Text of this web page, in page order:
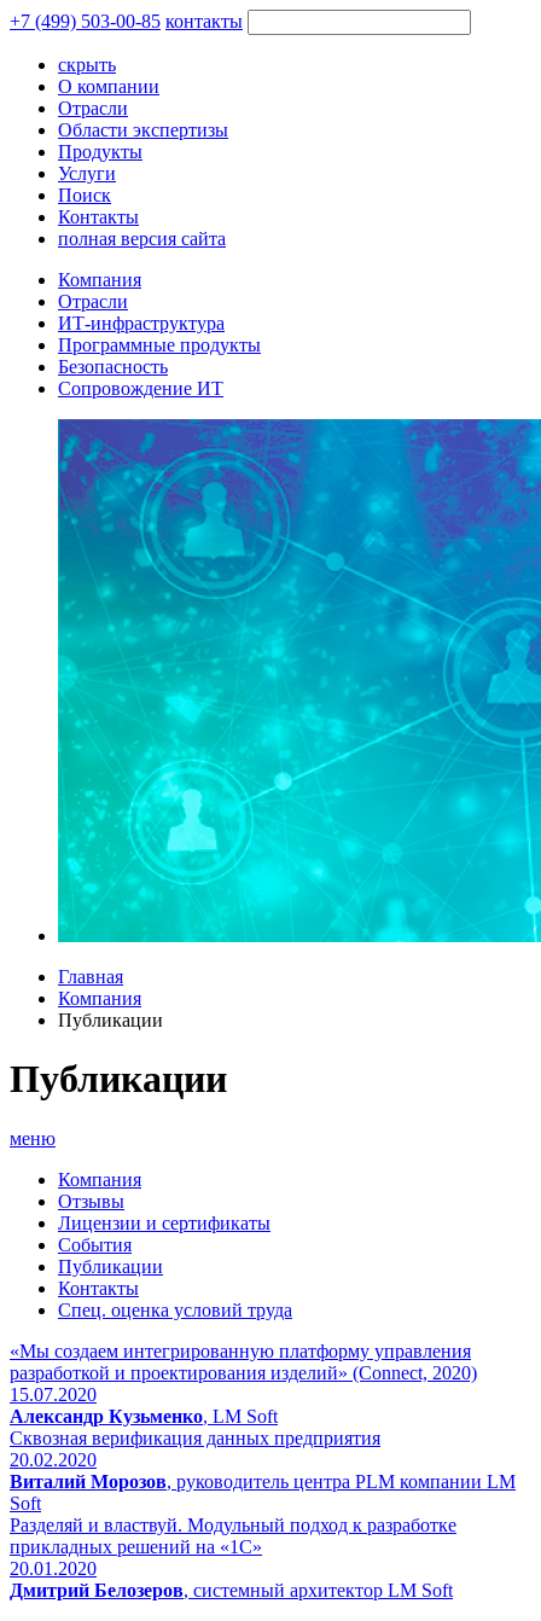
+7 (499) 503-00-85 контакты
скрыть
О компании
Отрасли
Области экспертизы
Продукты
Услуги
Поиск
Контакты
полная версия сайта
Компания
Отрасли
ИТ-инфраструктура
Программные продукты
Безопасность
Сопровождение ИТ
Главная
Компания
Публикации
Публикации
меню
Компания
Отзывы
Лицензии и сертификаты
События
Публикации
Контакты
Спец. оценка условий труда
«Мы создаем интегрированную платформу управления
разработкой и проектирования изделий» (Connect, 2020)
15.07.2020
Александр Кузьменко, LM Soft
Сквозная верификация данных предприятия
20.02.2020
Виталий Морозов, руководитель центра PLM компании LM
Soft
Разделяй и властвуй. Модульный подход к разработке
прикладных решений на «1С»
20.01.2020
Дмитрий Белозеров, системный архитектор LM Soft